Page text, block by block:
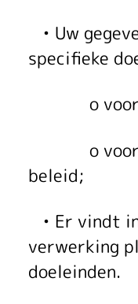
• Uw
specifieke
o voor
o voor
beleid;
• Er vindt
verwerking
doeleinden.